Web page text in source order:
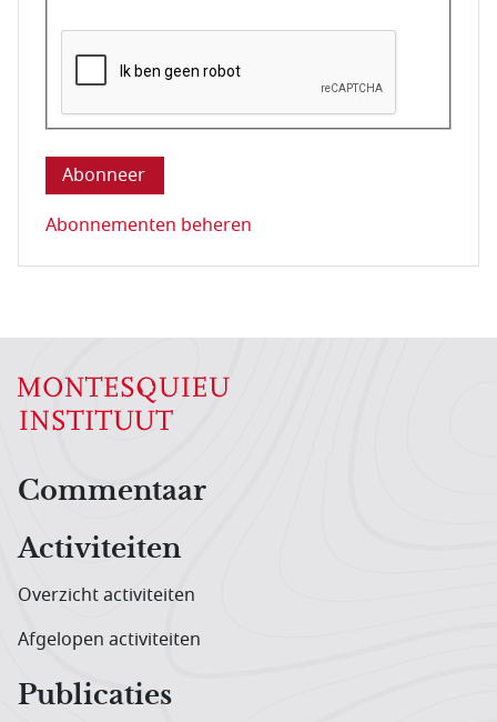
Deze vraag is om te controleren dat u een mens
Abonnementen beheren
Hoofdnavigatiemenu
Commentaar
Activiteiten
Overzicht activiteiten
Afgelopen activiteiten
Publicaties